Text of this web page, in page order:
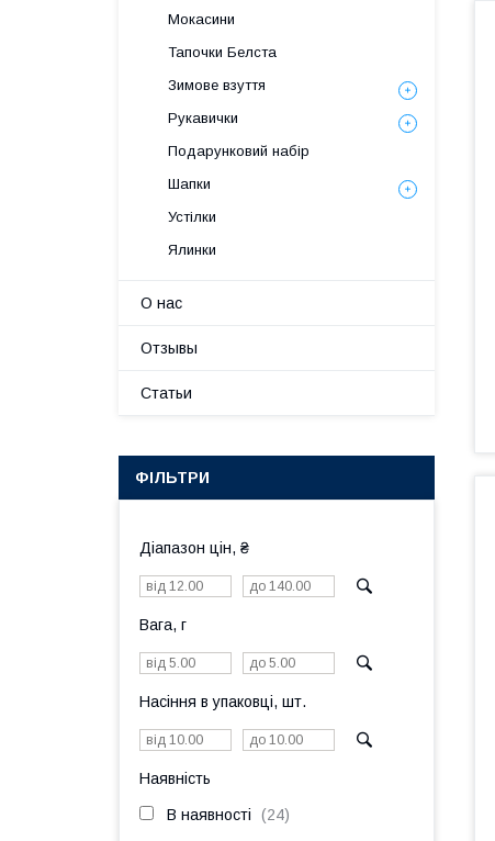
Мокасини
Тапочки Белста
Зимове взуття
Рукавички
Подарунковий набір
Шапки
Устілки
Ялинки
О нас
Отзывы
Статьи
ФІЛЬТРИ
Діапазон цін, ₴
Вага, г
Насіння в упаковці, шт.
Наявність
В наявності 24